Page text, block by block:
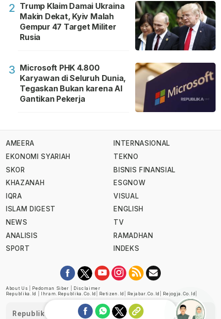
2 Trump Klaim Damai Ukraina
Makin Dekat, Kyiv Malah
Gempur 47 Target Militer
Rusia
3 Microsoft PHK 4.800
Karyawan di Seluruh Dunia,
Tegaskan Bukan karena AI
Gantikan Pekerja
AMEERA
EKONOMI SYARIAH
SKOR
KHAZANAH
IQRA
ISLAM DIGEST
NEWS
ANALISIS
SPORT
INTERNASIONAL
TEKNO
BISNIS FINANSIAL
ESGNOW
VISUAL
ENGLISH
TV
RAMADHAN
INDEKS
About Us Pedoman Siber
Disclaimer
Republika.id
Ihram.republika.co.id Retizen.id Rejabar.co.id Rejogja.co.id
Republika telah diverifikasi oleh Dewan Pers